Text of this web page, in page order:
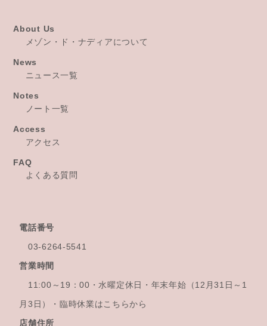
About Us
メゾン・ド・ナディアについて
News
ニュース一覧
Notes
ノート一覧
Access
アクセス
FAQ
よくある質問
電話番号
03-6264-5541
営業時間
11:00～19：00・水曜定休日・年末年始 （12月31日～1
月3日）・臨時休業はこちらから
店舗住所